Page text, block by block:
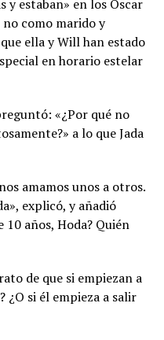
y estaban» en los Oscar
no como marido y
ella y Will han estado
en horario estelar
«¿Por qué no
a lo que Jada
amamos unos a otros.
explicó, y añadió
años, Hoda? Quién
de que si empiezan a
¿O si él empieza a salir